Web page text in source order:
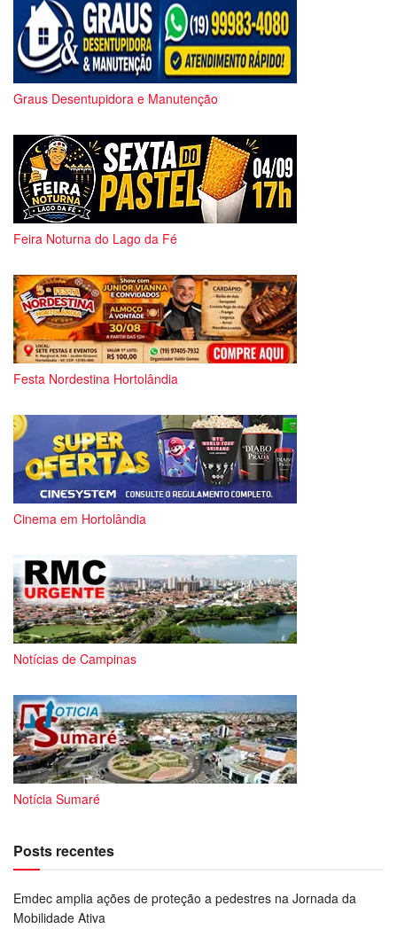
Graus Desentupidora e Manutenção
Feira Noturna do Lago da Fé
Festa Nordestina Hortolândia
Cinema em Hortolândia
Notícias de Campinas
Notícia Sumaré
Posts recentes
Emdec amplia ações de proteção a pedestres na Jornada da
Mobilidade Ativa